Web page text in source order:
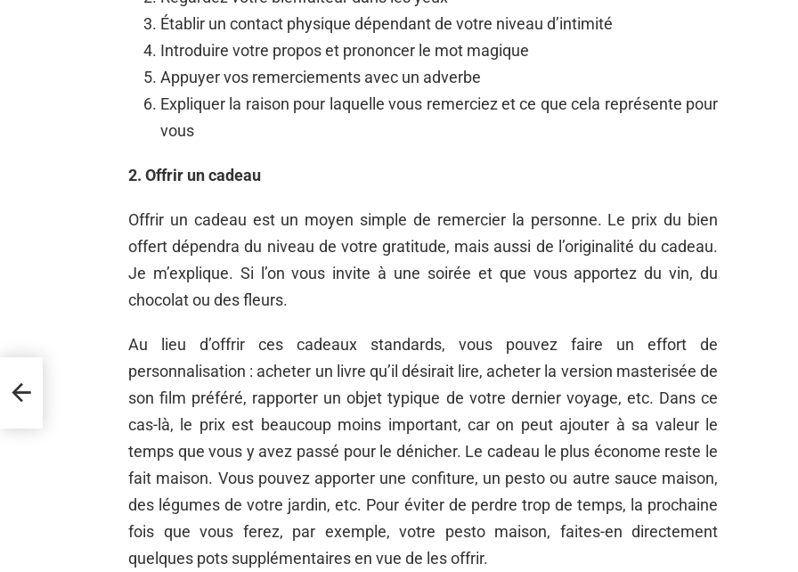
Établir un contact physique dépendant de votre niveau d’intimité
Introduire votre propos et prononcer le mot magique
Appuyer vos remerciements avec un adverbe
Expliquer la raison pour laquelle vous remerciez et ce que cela représente pour
vous
2. Offrir un cadeau
Offrir un cadeau est un moyen simple de remercier la personne. Le prix du bien
offert dépendra du niveau de votre gratitude, mais aussi de l’originalité du cadeau.
Je m’explique. Si l’on vous invite à une soirée et que vous apportez du vin, du
chocolat ou des fleurs.
Au lieu d’offrir ces cadeaux standards, vous pouvez faire un effort de
personnalisation : acheter un livre qu’il désirait lire, acheter la version masterisée de
son film préféré, rapporter un objet typique de votre dernier voyage, etc. Dans ce
cas-là, le prix est beaucoup moins important, car on peut ajouter à sa valeur le
temps que vous y avez passé pour le dénicher. Le cadeau le plus économe reste le
fait maison. Vous pouvez apporter une confiture, un pesto ou autre sauce maison,
des légumes de votre jardin, etc. Pour éviter de perdre trop de temps, la prochaine
fois que vous ferez, par exemple, votre pesto maison, faites-en directement
quelques pots supplémentaires en vue de les offrir.